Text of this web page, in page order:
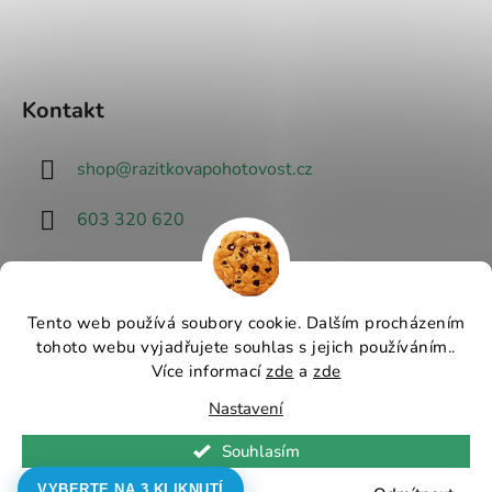
Tento web používá soubory cookie. Dalším procházením
tohoto webu vyjadřujete souhlas s jejich používáním..
Více informací zde a zde
Nastavení
Souhlasím
Kontakt
shop@razitkovapohotovost.cz
603 320 620
Návrhář designu
Vytvořil Shoptet
Razítková pohotovost - nejlevnější
razítka v ČR. Všechna práva vyhrazena. Upravit